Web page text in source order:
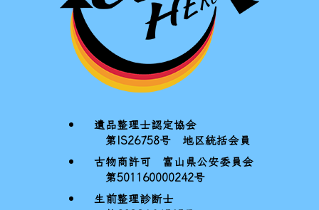
遺品整理士認定協会
第IS26758号 地区統括会員
古物商許可 富山県公安委員会
第501160000242号
生前整理診断士